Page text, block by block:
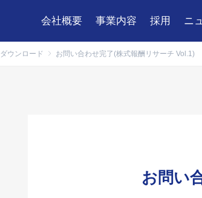
会社概要 事業内容 採用 ニ
ダウンロード お問い合わせ完了(株式報酬リサーチ Vol.1)
お問い